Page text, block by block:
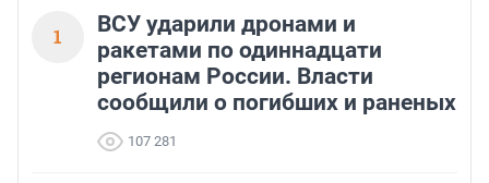
1
ВСУ ударили дронами и
ракетами по одиннадцати
регионам России. Власти
сообщили о погибших и раненых
107 281